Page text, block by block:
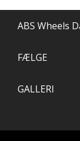
ABS Wheels
FÆLGE
GALLERI